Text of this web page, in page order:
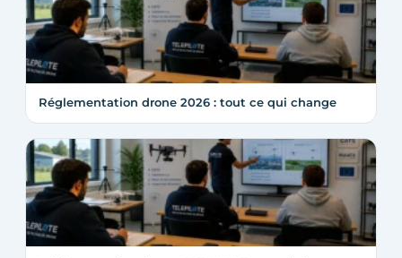
Réglementation drone 2026 : tout ce qui change